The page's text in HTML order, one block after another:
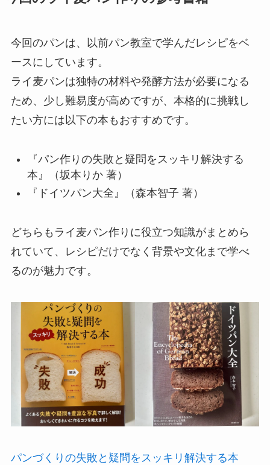
今回のパンは、以前パン教室で学んだレシピをベ
ースにしています。
ライ麦パンは独特の材料や発酵方法が必要になる
ため、少し難易度が高めですが、本格的に挑戦し
たい方には以下の本もおすすめです。
『パン作りの失敗と疑問をスッキリ解決する
本』（坂本りか 著）
『ドイツパン大全』（森本智子 著）
どちらもライ麦パン作りに役立つ知識がまとめら
れていて、レシピだけでなく背景や文化まで学べ
るのが魅力です。
パンづくりの失敗と疑問をスッキリ解決する本